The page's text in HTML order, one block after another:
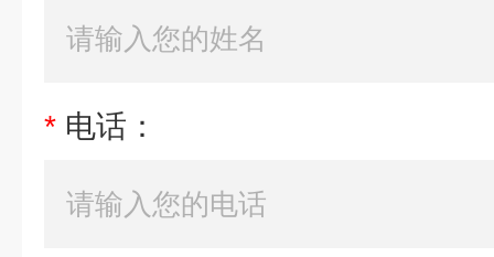
* 电话：